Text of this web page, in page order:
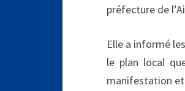
préfecture de
Elle a informé
le plan local
manifestation et